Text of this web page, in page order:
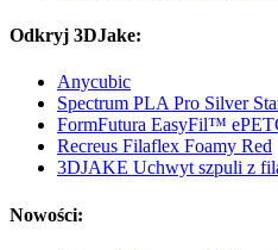
Odkryj 3DJake:
Anycubic
Spectrum PLA Pro Silver
FormFutura EasyFil™
Recreus Filaflex Foamy Red
3DJAKE Uchwyt szpuli z
Nowości: